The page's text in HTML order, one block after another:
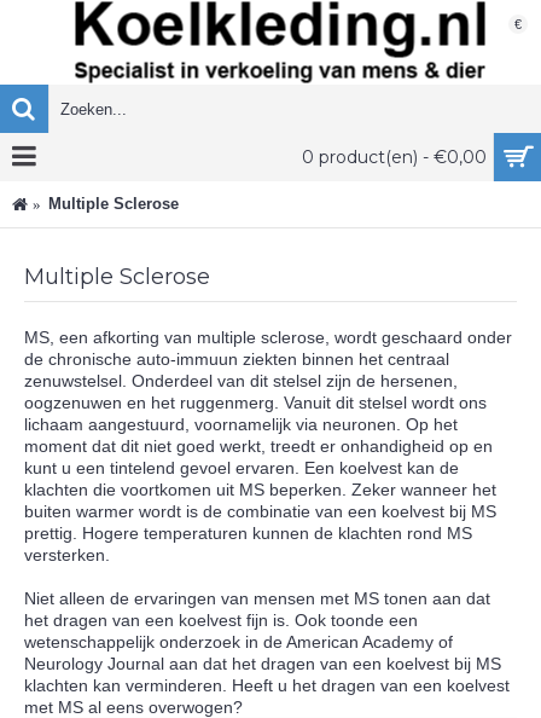
€
0 product(en) - €0,00
Multiple Sclerose
Multiple Sclerose
MS, een afkorting van multiple sclerose, wordt geschaard onder
de chronische auto-immuun ziekten binnen het centraal
zenuwstelsel. Onderdeel van dit stelsel zijn de hersenen,
oogzenuwen en het ruggenmerg. Vanuit dit stelsel wordt ons
lichaam aangestuurd, voornamelijk via neuronen. Op het
moment dat dit niet goed werkt, treedt er onhandigheid op en
kunt u een tintelend gevoel ervaren. Een koelvest kan de
klachten die voortkomen uit MS beperken. Zeker wanneer het
buiten warmer wordt is de combinatie van een koelvest bij MS
prettig. Hogere temperaturen kunnen de klachten rond MS
versterken.
Niet alleen de ervaringen van mensen met MS tonen aan dat
het dragen van een koelvest fijn is. Ook toonde een
wetenschappelijk onderzoek in de American Academy of
Neurology Journal aan dat het dragen van een koelvest bij MS
klachten kan verminderen. Heeft u het dragen van een koelvest
met MS al eens overwogen?